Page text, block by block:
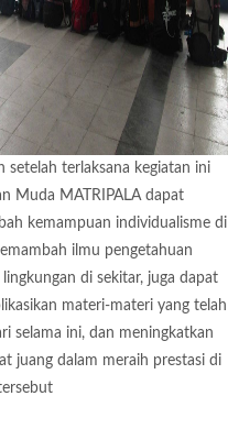
setelah terlaksana kegiatan ini
Muda MATRIPALA dapat
kemampuan individualisme di
ilmu pengetahuan
di sekitar, juga dapat
materi-materi yang telah
selama ini, dan meningkatkan
juang dalam meraih prestasi di